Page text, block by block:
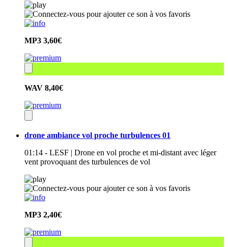
MP3 3,60€
WAV 8,40€
drone ambiance vol proche turbulences 01
01:14 - LESF | Drone en vol proche et mi-distant avec léger
vent provoquant des turbulences de vol
MP3 2,40€